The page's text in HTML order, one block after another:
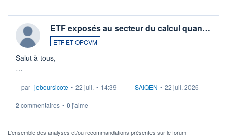
ETF exposés au secteur du calcul quan…
ETF ET OPCVM
Salut à tous,
via un ETF plutôt que des actions individuelles.
Idéalement, je voudrais qu'il soit éligible au PEA.
Pour l' ...
par jeboursicote • 22 juil. • 14:39 SAIQEN • 22 juil. 2026
2 commentaires • 0j'aime
L'ensemble des analyses et/ou recommandations présentes sur le forum